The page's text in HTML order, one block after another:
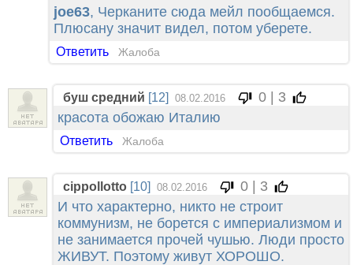
joe63, Черканите сюда мейл пообщаемся.
Плюсану значит видел, потом уберете.
Ответить Жалоба
буш средний [12] 08.02.2016
0 | 3
красота обожаю Италию
Ответить Жалоба
cippollotto [10] 08.02.2016
0 | 3
И что характерно, никто не строит
коммунизм, не борется с империализмом и
не занимается прочей чушью. Люди просто
ЖИВУТ. Поэтому живут ХОРОШО.